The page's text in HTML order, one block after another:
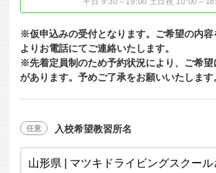
けん引
中型車
大型二種
普通二種
中型二種
大型車+大型特殊
関西エリア
中国エリア
四国エリア
九州エリア
沖縄エリア
合宿免許の食事がおいしいと好評な教習所
温泉プランがある教習所
自炊ができる教習所
ホテルプランがある教習所
お支払いについて
よくある質問
入校の流れ/スケジュール
給付金制度について
合宿免許とは
免許の行政処分と再取得について
免許の種類
エリア
平日 9:30～19:00 土日祝 10:00～
※仮申込みの受付となります。ご希望の内容
よりお電話にてご連絡いたします。
※先着定員制のため予約状況により、ご希望
があります。予めご了承をお願いいたします
入校希望教習所名